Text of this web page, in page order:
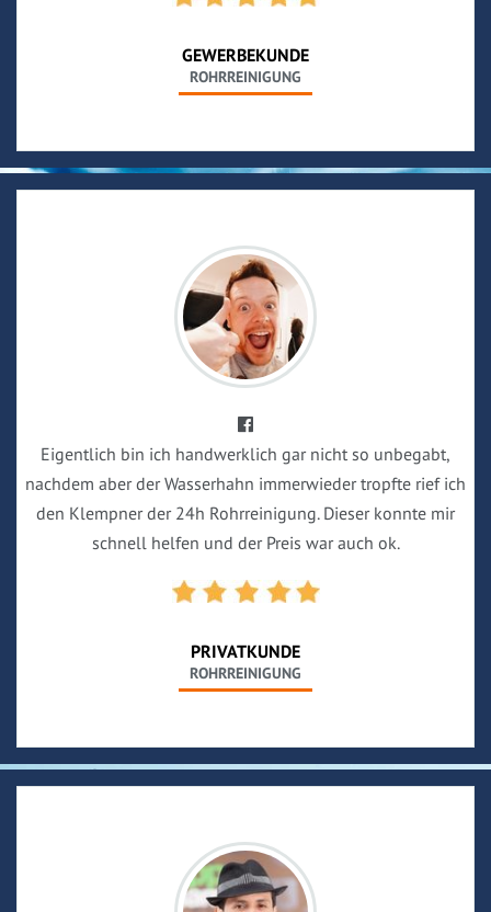
GEWERBEKUNDE
ROHRREINIGUNG
Eigentlich bin ich handwerklich gar nicht so unbegabt,
nachdem aber der Wasserhahn immerwieder tropfte rief ich
den Klempner der 24h Rohrreinigung. Dieser konnte mir
schnell helfen und der Preis war auch ok.
PRIVATKUNDE
ROHRREINIGUNG